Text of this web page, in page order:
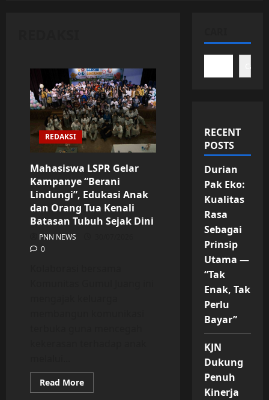
REDAKSI
Mahasiswa LSPR Gelar
Kampanye “Berani
Lindungi”, Edukasi Anak
dan Orang Tua Kenali
Batasan Tubuh Sejak Dini
PNN NEWS
0
Read MoreRead
more
Cari
RECENT
POSTS
Durian
Pak Eko:
Kualitas
Rasa
Sebagai
Prinsip
Utama —
“Tak
Enak, Tak
Perlu
Bayar”
KJN
Dukung
Penuh
Kinerja